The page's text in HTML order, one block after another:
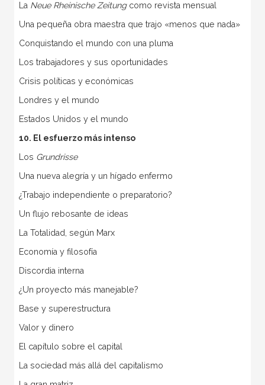
La Neue Rheinische Zeitung como revista mensual
Una pequeña obra maestra que trajo «menos que nada»
Conquistando el mundo con una pluma
Los trabajadores y sus oportunidades
Crisis políticas y económicas
Londres y el mundo
Estados Unidos y el mundo
10. El esfuerzo más intenso
Los Grundrisse
Una nueva alegría y un hígado enfermo
¿Trabajo independiente o preparatorio?
Un flujo rebosante de ideas
La Totalidad, según Marx
Economía y filosofía
Discordia interna
¿Un proyecto más manejable?
Base y superestructura
Valor y dinero
El capítulo sobre el capital
La sociedad más allá del capitalismo